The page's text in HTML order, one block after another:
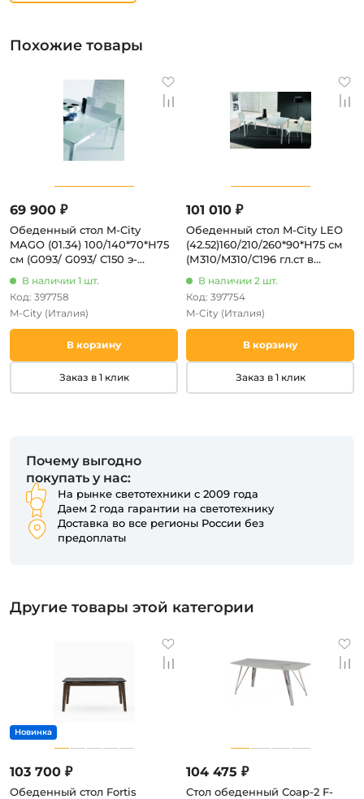
Похожие товары
69 900 ₽
Обеденный стол M-City
MAGO (01.34) 100/140*70*Н75
см (G093/ G093/ С150 э-
В наличии 1 шт.
Код: 397758
M-City (Италия)
В корзину
Заказ в 1 клик
101 010 ₽
Обеденный стол M-City LEO
(42.52)160/210/260*90*Н75 см
(М310/M310/С196 гл.ст в
В наличии 2 шт.
Код: 397754
M-City (Италия)
В корзину
Заказ в 1 клик
Почему выгодно
покупать у нас:
На рынке светотехники с 2009 года
Даем 2 года гарантии на светотехнику
Доставка во все регионы России без
предоплаты
Другие товары этой категории
103 700 ₽
Обеденный стол Fortis
104 475 ₽
Стол обеденный Соар-2 F-